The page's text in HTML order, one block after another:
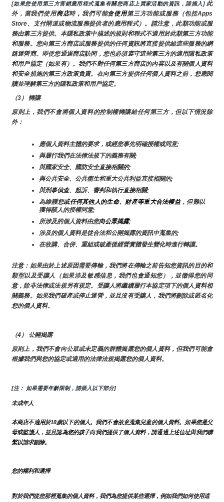
[如果您使用第三方营銷應用程式蒐集有關您商店上買家活動的資訊，請插入] 此
外，當我們使用商店時，我們可能會使用第三方功能或服務（包括Apps
Store、支付閘道或物流服務提供者的應用程式）。請注意，此類功能或服
務由第三方提供。本隱私政策中描述的規則和程式不適用於此類第三方功能
和服務。您向第三方商店或服務提供的任何資訊將直接提供給這些服務的網
路運營商。即使您通過商店訪問，您也必須遵守這些第三方的適用隱私政策
和用戶協定（如果有）。我們不對任何第三方商店的內容以及有關個人資料
和安全措施的第三方政策負責。在向第三方提供任何個人資料之前，您應閱
讀並理解第三方的隱私政策和用戶協定。
（3） 轉讓
原則上，我們不會將個人資料的控制權轉讓給任何第三方，但以下情況除
外：
應個人資料主體的要求，或經您事先明確授權或同意;
與履行我們在法律法規下的義務有關;
與國家安全、國防安全直接相關的;
與公共安全、公共衛生和重大公共利益直接相關的;
與刑事偵查、起訴、審判和執行直接相關;
為維護您或任何其他人的生命、財產等重大合法權益，但難以
獲得該人的授權同意;
所涉及的個人資料由您向公眾揭露;
涉及的個人資料是從合法和公開揭露的資訊中蒐集的;
在收購、合併、重組或破產後經營實體發生變化時進行轉讓。
注意：如果由於上述原因需要傳輸，我們將在傳輸之前告知您資訊的目的和
類型以及受讓人（如果涉及敏感信息，我們也會通知您），並徵得您的同
意，除非法律或法規另有規定。受讓人將繼續履行本協定項下的個人資料相
關義務。如果我們破產或停止運營，並且沒有受讓人，我們將刪除或匿名化
您的個人資料。
（4） 公開揭露
原則上，我們不會向公眾或未定義的群體揭露您的個人資料，但我們可能會
根據我們與您的協定或適用的法律法規揭露您的個人資料。
[注： 如果需要年齡限制，請插入以下部分]
未成年人
本商店不適用於18歲以下的個人。我們不會故意蒐集兒童的個人資料。如果您是父
母或監護人，並且認為您的孩子向我們提供了個人資料，請通過上述位址與我們聯
繫以請求刪除。
您的權利和選擇
對於我們從您那裡蒐集的個人資料，我們為您提供某些選擇，例如我們如何使用這